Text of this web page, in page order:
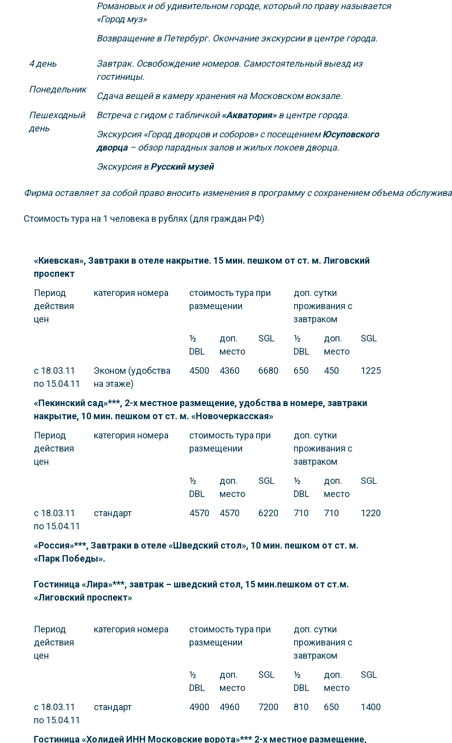
Романовых и об удивительном городе, который по праву называется
«Город муз»
Возвращение в Петербург. Окончание экскурсии в центре города.
4 день
Понедельник
Пешеходный
день
Завтрак. Освобождение номеров. Самостоятельный выезд из
гостиницы.
Сдача вещей в камеру хранения на Московском вокзале.
Встреча с гидом с табличкой«Акватория»в центре города.
Экскурсия «Город дворцов и соборов» с посещениемЮсуповского
дворца – обзор парадных залов и жилых покоев дворца.
Экскурсия вРусский музей
Фирма оставляет за собой право вносить изменения в программу с сохранением объема
Стоимость тура на 1 человека в рублях (для граждан РФ)
«Киевская», Завтраки в отеле накрытие. 15 мин. пешком от ст. м. Лиговский
проспект
Период
действия
цен
категория номера
стоимость тура при
размещении
доп. сутки
проживания с
завтраком
½
DBL
доп.
место
SGL
½
DBL
доп.
место
SGL
с 18.03.11
по 15.04.11
Эконом (удобства
на этаже)
4500 4360 6680 650 450 1225
«Пекинский сад»***, 2-х местное размещение, удобства в номере, завтраки
накрытие, 10 мин. пешком от ст. м. «Новочеркасская»
Период
действия
цен
категория номера
стоимость тура при
размещении
доп. сутки
проживания с
завтраком
½
DBL
доп.
место
SGL
½
DBL
доп.
место
SGL
с 18.03.11
по 15.04.11
стандарт 4570 4570 6220 710 710 1220
«Россия»***, Завтраки в отеле «Шведский стол», 10 мин. пешком от ст. м.
«Парк Победы».
Гостиница «Лира»***, завтрак – шведский стол, 15 мин.пешком от ст.м.
«Лиговский проспект»
Период
действия
цен
категория номера
стоимость тура при
размещении
доп. сутки
проживания с
завтраком
½
DBL
доп.
место
SGL
½
DBL
доп.
место
SGL
с 18.03.11
по 15.04.11
стандарт 4900 4960 7200 810 650 1400
Гостиница «Холидей ИНН Московские ворота»*** 2-х местное размещение,